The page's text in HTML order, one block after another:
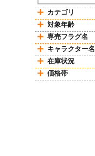
カテゴリ
対象年齢
専売フラグ名
キャラクター名
在庫状況
価格帯